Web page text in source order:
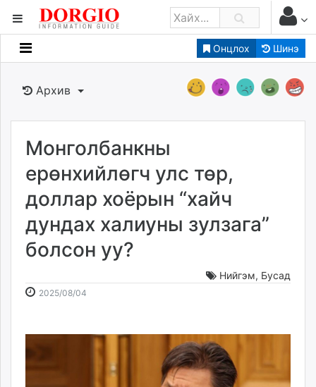
Онцлох Шинэ
Мэдээллийн
Банк санхүү
Бизнес ААН
Төрийн
dorgio.mn
Gogo.mn
caak.mn
news.mn
Baabar.mn
mnb.mn
Livetv.mn
Архив
Монголбанкны
ерөнхийлөгч улс төр,
доллар хоёрын “хайч
дундах халиуны зулзага”
болсон уу?
Нийгэм, Бусад
2025/08/04
11:02:18
22:49:04